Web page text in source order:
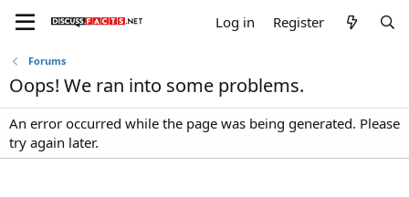
Log in Register
Forums
Oops! We ran into some problems.
An error occurred while the page was being generated. Please
try again later.